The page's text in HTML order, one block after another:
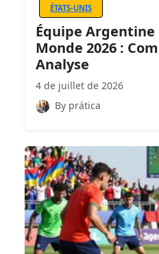
ÉTATS-UNIS
Équipe Argentine
Monde 2026 :
Analyse
4 de juillet de 2026
By prática